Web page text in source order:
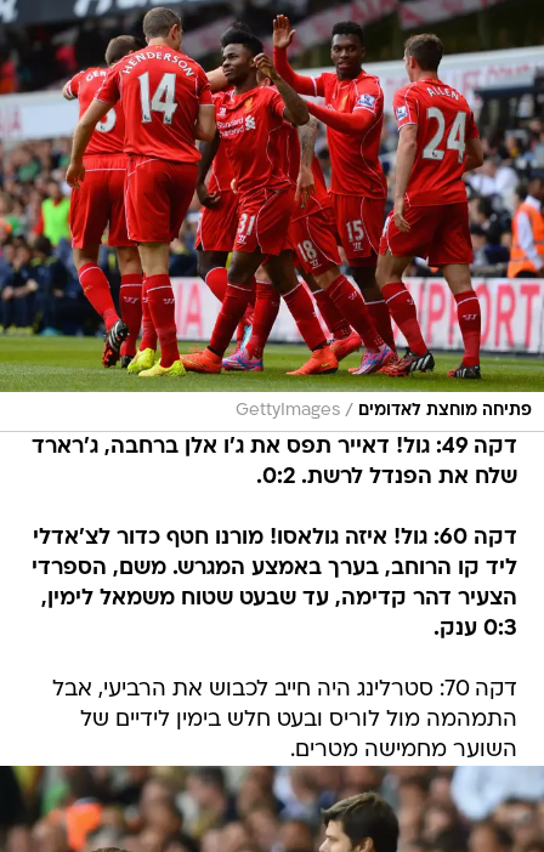
פתיחה מוחצת לאדומים /
GettyImages
דקה 49: גול! דאייר תפס את ג'ו אלן ברחבה, ג'רארד
שלח את הפנדל לרשת. 0:2.
דקה 60: גול! איזה גולאסו! מורנו חטף כדור לצ'אדלי
ליד קו הרוחב, בערך באמצע המגרש. משם, הספרדי
הצעיר דהר קדימה, עד שבעט שטוח משמאל לימין,
0:3 ענק.
דקה 70: סטרלינג היה חייב לכבוש את הרביעי, אבל
התמהמה מול לוריס ובעט חלש בימין לידיים של
השוער מחמישה מטרים.